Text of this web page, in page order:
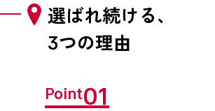
選ばれ続ける、
3つの理由
Point01